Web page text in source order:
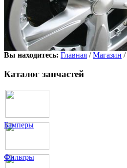
Вы находитесь: Главная /Магазин /
Каталог запчастей
Бамперы
Фильтры